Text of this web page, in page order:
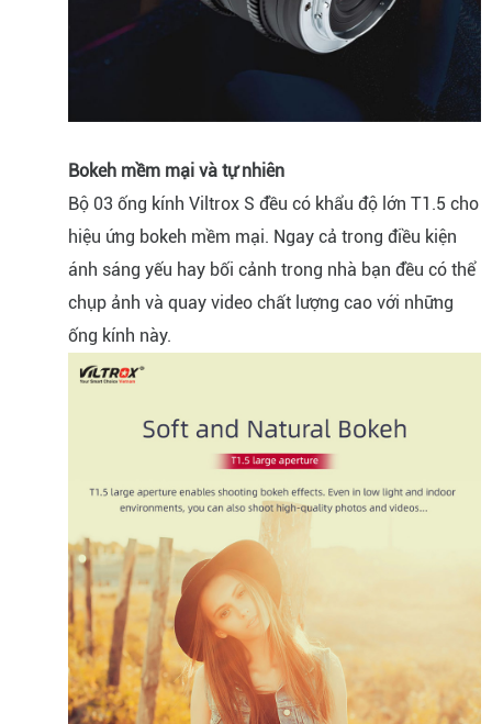
Bokeh mềm mại và tự nhiên
Bộ 03 ống kính Viltrox S đều có khẩu độ lớn T1.5 cho
hiệu ứng bokeh mềm mại. Ngay cả trong điều kiện
ánh sáng yếu hay bối cảnh trong nhà bạn đều có thể
chụp ảnh và quay video chất lượng cao với những
ống kính này.